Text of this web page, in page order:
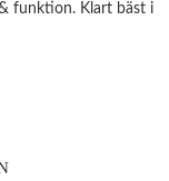
funktion. Klart bäst i